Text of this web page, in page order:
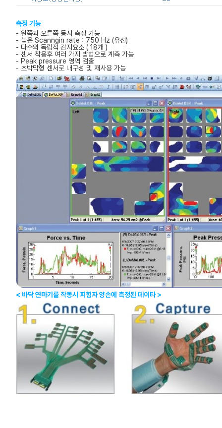
측정 기능
- 왼쪽과 오른쪽 동시 측정 가능
- 높은 Scanngin rate : 750 Hz (유선)
- 다수의 독립적 감지요소 ( 18개 )
- 센서 착용후 여러 가지 방법으로 계측 가능
- Peak pressure 영역 검출
- 초박막형 센서로 내구성 및 재사용 가능
< 바닥 연마기를 작동시 피험자 양손에 측정된 데이타 >